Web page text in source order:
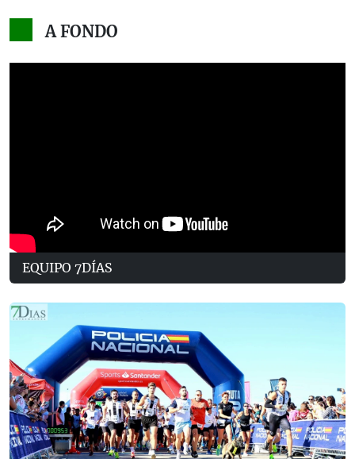
A FONDO
EQUIPO 7DÍAS